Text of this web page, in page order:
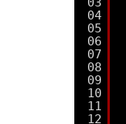
04
05
06
07
08
09
10
11
12